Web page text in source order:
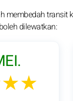
membedah transit
dilewatkan: